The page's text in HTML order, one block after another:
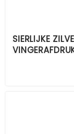
SIERLIJKE